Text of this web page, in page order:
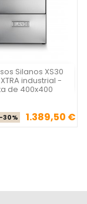
Silanos XS30
industrial -
de 400x400
Precio base
-30% Precio
1.389,50 €

rápida